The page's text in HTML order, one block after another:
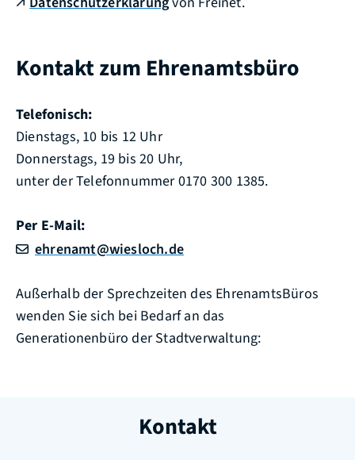
Kontakt zum Ehrenamtsbüro
Telefonisch:
Dienstags, 10 bis 12 Uhr
Donnerstags, 19 bis 20 Uhr,
unter der Telefonnummer 0170 300 1385.
Per E-Mail:
ehrenamt@wiesloch.de
Außerhalb der Sprechzeiten des EhrenamtsBüros
wenden Sie sich bei Bedarf an das
Generationenbüro der Stadtverwaltung:
Kontakt